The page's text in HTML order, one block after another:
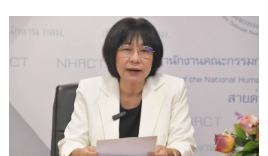
มาจำหน่ายได้สะดวกขึ้น เพียงแสดงบัตรประจำตัวประชาชนที่จุด
รับซื้อ โดยไม่ต้องขอเอกสารรับรองจากหน่วยงานในพื้นที่